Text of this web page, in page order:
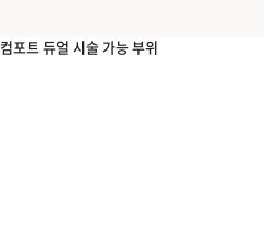
컴포트 듀얼 시술 가능 부위